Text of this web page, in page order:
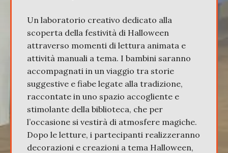
Un laboratorio creativo dedicato alla
scoperta della festività di Halloween
attraverso momenti di lettura animata e
attività manuali a tema. I bambini saranno
accompagnati in un viaggio tra storie
suggestive e fiabe legate alla tradizione,
raccontate in uno spazio accogliente e
stimolante della biblioteca, che per
l’occasione si vestirà di atmosfere magiche.
Dopo le letture, i partecipanti realizzeranno
decorazioni e creazioni a tema Halloween,